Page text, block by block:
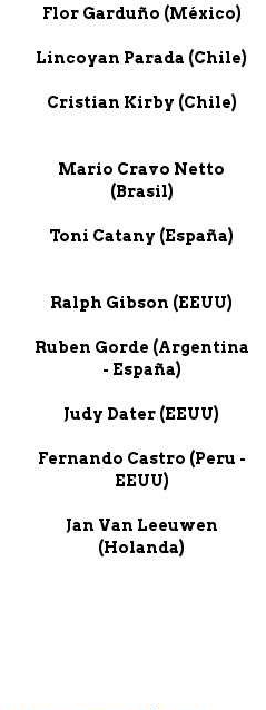
Flor Garduño (México)
Lincoyan Parada (Chile)
Cristian Kirby (Chile)
Mario Cravo Netto
(Brasil)
Toni Catany (España)
Ralph Gibson (EEUU)
Ruben Gorde (Argentina
- España)
Judy Dater (EEUU)
Fernando Castro (Peru -
EEUU)
Jan Van Leeuwen
(Holanda)